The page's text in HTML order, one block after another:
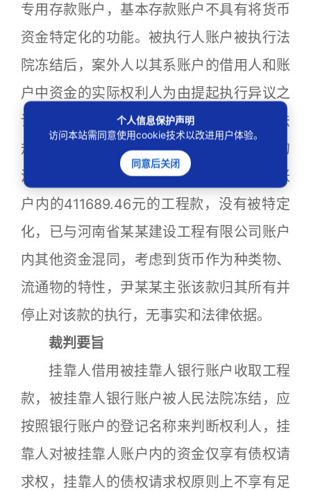
专用存款账户，基本存款账户不具有将货币
资金特定化的功能。被执行人账户被执行法
院冻结后，案外人以其系账户的借用人和账
户中资金的实际权利人为由提起执行异议之
诉，请求排除强制执行的，除法律、行政法
规另有规定外，应不予支持。尹某某所称的
汇入河南省某建设工程有限公司基本存款账
户内的411689.46元的工程款，没有被特定
化，已与河南省某某建设工程有限公司账户
内其他资金混同，考虑到货币作为种类物、
流通物的特性，尹某某主张该款归其所有并
停止对该款的执行，无事实和法律依据。
裁判要旨
挂靠人借用被挂靠人银行账户收取工程
款，被挂靠人银行账户被人民法院冻结，应
按照银行账户的登记名称来判断权利人，挂
靠人对被挂靠人账户内的资金仅享有债权请
求权，挂靠人的债权请求权原则上不享有足
个人信息保护声明
访问本站需同意使用cookie技术以改进用户体验。
同意后关闭